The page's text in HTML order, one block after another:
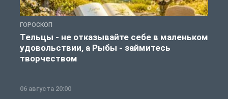
ГОРОСКОП
Тельцы - не отказывайте себе в маленьком
удовольствии, а Рыбы - займитесь
творчеством
06 августа 20:00